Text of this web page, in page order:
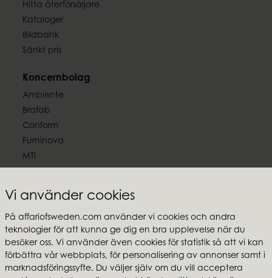
Vi använder cookies
På affariofsweden.com använder vi cookies och andra
teknologier för att kunna ge dig en bra upplevelse när du
besöker oss. Vi använder även cookies för statistik så att vi kan
förbättra vår webbplats, för personalisering av annonser samt i
marknadsföringssyfte. Du väljer själv om du vill acceptera
Hitta återförsäljare
Kataloger
Bildbank
Sänkt pris
Koncernbolag
Ambiente
Brafab
Conform
Furninova
MTI
Affari of Sweden
Om oss